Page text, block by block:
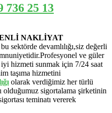
736 25 13
NAKLİYAT
sektörde devamlılığı,siz değerli
ve güler
iyi hizmeti sunmak için 7/24 saat
taşıma hizmetini
olarak verdiğimiz her türlü
olduğumuz sigortalama şirketinin
teminatı vererek